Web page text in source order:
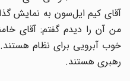
آقای کیم ایل‌سون به نمایش
من آن را دیدم گفتم: آقای
خوب آبرویی برای نظام هستند.
رهبری هستند.